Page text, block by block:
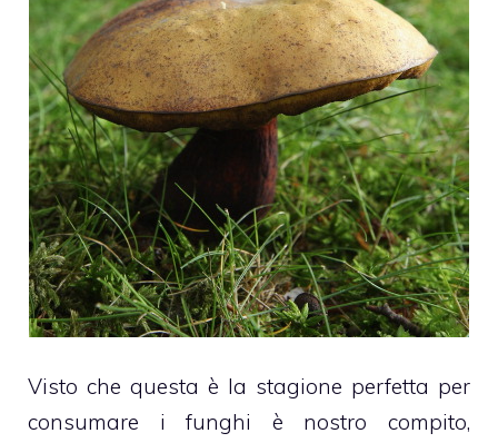
Visto che questa è la stagione perfetta per
consumare i funghi è nostro compito,